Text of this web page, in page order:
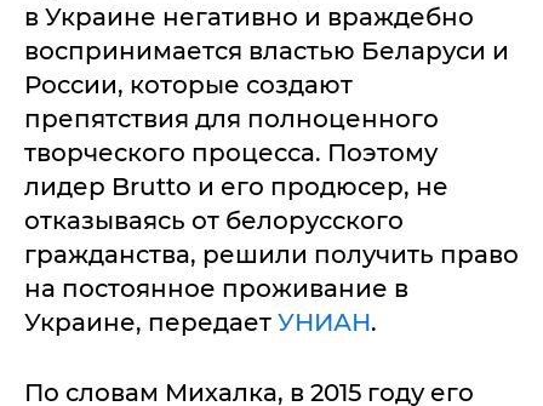
в Украине негативно и враждебно
воспринимается властью Беларуси и
России, которые создают
препятствия для полноценного
творческого процесса. Поэтому
лидер Brutto и его продюсер, не
отказываясь от белорусского
гражданства, решили получить право
на постоянное проживание в
Украине, передает УНИАН.
По словам Михалка, в 2015 году его